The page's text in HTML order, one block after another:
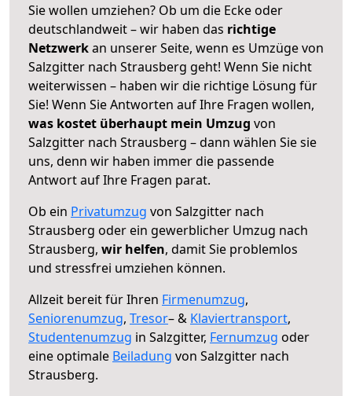
Sie wollen umziehen? Ob um die Ecke oder
deutschlandweit – wir haben das richtige
Netzwerkan unserer Seite, wenn es Umzüge von
Salzgitter nach Strausberg geht! Wenn Sie nicht
weiterwissen – haben wir die richtige Lösung für
Sie! Wenn Sie Antworten auf Ihre Fragen wollen,
was kostet überhaupt mein Umzug von
Salzgitter nach Strausberg – dann wählen Sie sie
uns, denn wir haben immer die passende
Antwort auf Ihre Fragen parat.
Ob ein Privatumzug von Salzgitter nach
Strausberg oder ein gewerblicher Umzug nach
Strausberg, wir helfen, damit Sie problemlos
und stressfrei umziehen können.
Allzeit bereit für Ihren Firmenumzug,
Seniorenumzug, Tresor– & Klaviertransport,
Studentenumzug in Salzgitter, Fernumzug oder
eine optimale Beiladung von Salzgitter nach
Strausberg.